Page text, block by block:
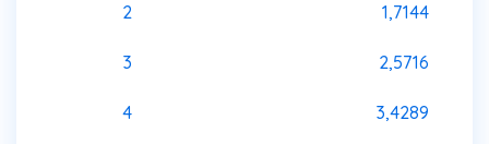
2 1,7144
3 2,5716
4 3,4289